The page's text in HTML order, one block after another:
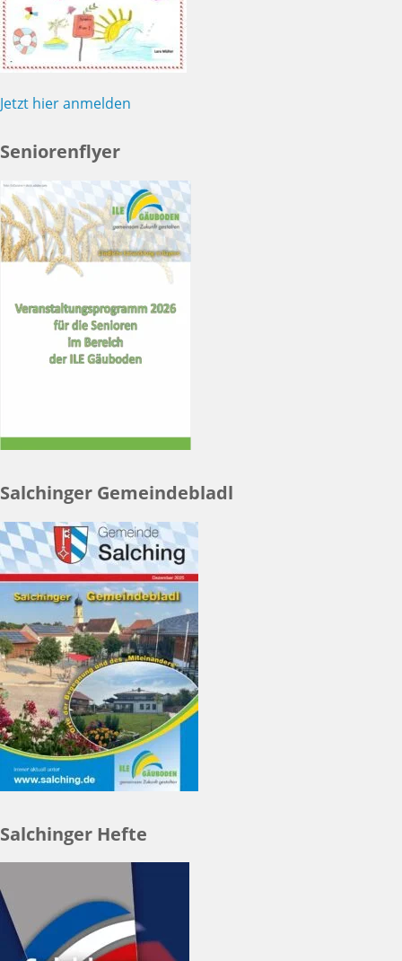
Jetzt hier anmelden
Seniorenflyer
Salchinger Gemeindebladl
Salchinger Hefte